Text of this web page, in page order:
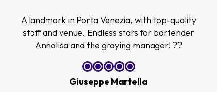
A landmark in Porta Venezia, with top-quality
staff and venue. Endless stars for bartender
Annalisa and the graying manager! ??
Giuseppe Martella